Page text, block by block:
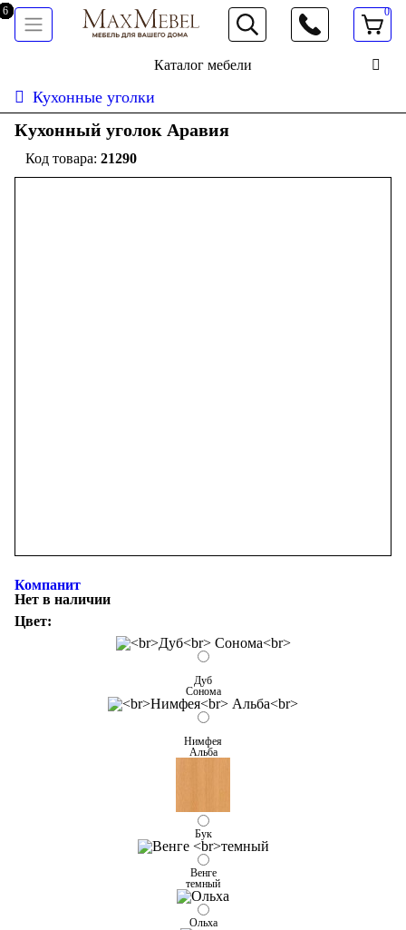
066 472 19 61
0
Каталог мебели
Кухонные уголки
Кухонный уголок Аравия
21290
Компанит
Нет в наличии
Цвет:
Дуб
Сонома
Нимфея
Альба
Бук
Венге
темный
Ольха